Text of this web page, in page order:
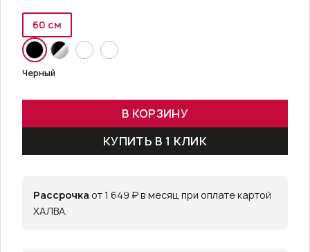
60 см
Черный
В КОРЗИНУ
КУПИТЬ В 1 КЛИК
Рассрочка от 1 649 ₽ в месяц при оплате картой
ХАЛВА.